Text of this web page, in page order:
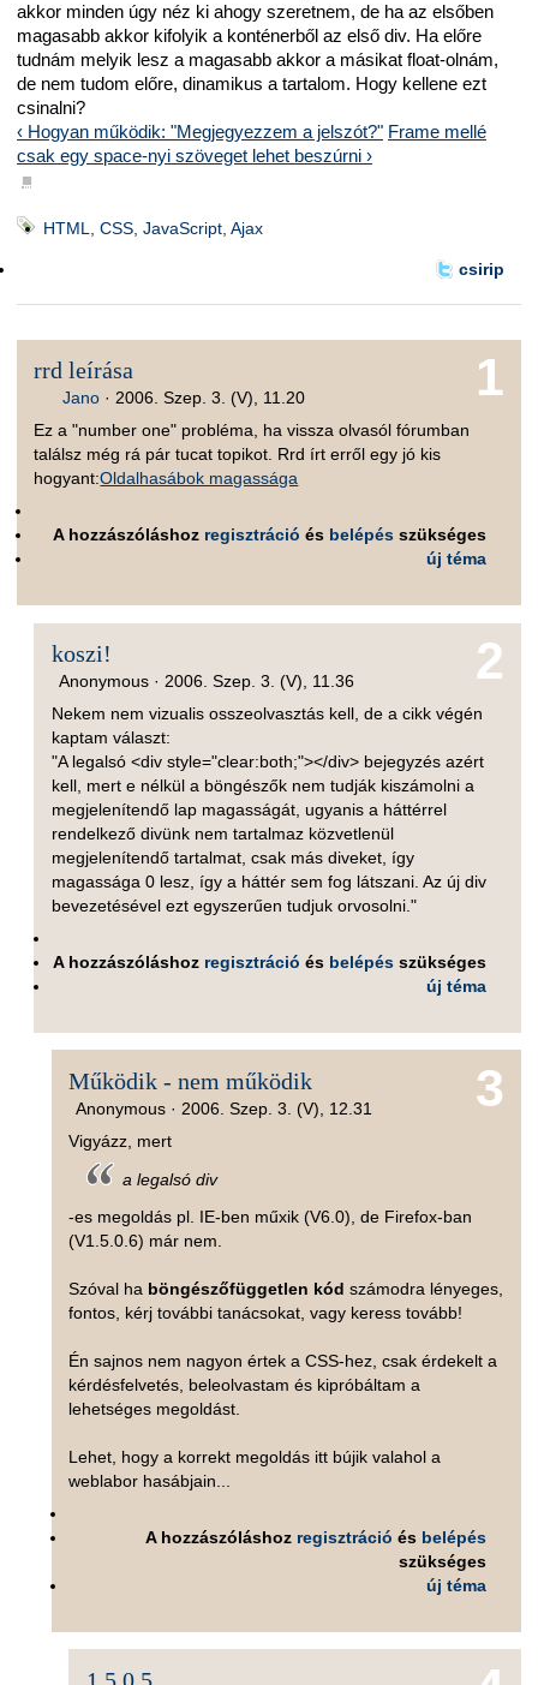
akkor minden úgy néz ki ahogy szeretnem, de ha az elsőben
magasabb akkor kifolyik a konténerből az első div. Ha előre
tudnám melyik lesz a magasabb akkor a másikat float-olnám,
de nem tudom előre, dinamikus a tartalom. Hogy kellene ezt
csinalni?
‹ Hogyan működik: "Megjegyezzem a jelszót?" Frame mellé
csak egy space-nyi szöveget lehet beszúrni ›
■
HTML, CSS, JavaScript, Ajax
csirip
1
rrd leírása
Jano · 2006. Szep. 3. (V), 11.20
Ez a "number one" probléma, ha vissza olvasól fórumban
találsz még rá pár tucat topikot. Rrd írt erről egy jó kis
hogyant:Oldalhasábok magassága
A hozzászóláshoz regisztráció és belépés szükséges
új téma
2
koszi!
Anonymous · 2006. Szep. 3. (V), 11.36
Nekem nem vizualis osszeolvasztás kell, de a cikk végén
kaptam választ:
"A legalsó <div style="clear:both;"></div> bejegyzés azért
kell, mert e nélkül a böngészők nem tudják kiszámolni a
megjelenítendő lap magasságát, ugyanis a háttérrel
rendelkező divünk nem tartalmaz közvetlenül
megjelenítendő tartalmat, csak más diveket, így
magassága 0 lesz, így a háttér sem fog látszani. Az új div
bevezetésével ezt egyszerűen tudjuk orvosolni."
A hozzászóláshoz regisztráció és belépés szükséges
új téma
3
Működik - nem működik
Anonymous · 2006. Szep. 3. (V), 12.31
Vigyázz, mert
a legalsó div
-es megoldás pl. IE-ben műxik (V6.0), de Firefox-ban
(V1.5.0.6) már nem.
Szóval ha böngészőfüggetlen kód számodra lényeges,
fontos, kérj további tanácsokat, vagy keress tovább!
Én sajnos nem nagyon értek a CSS-hez, csak érdekelt a
kérdésfelvetés, beleolvastam és kipróbáltam a
lehetséges megoldást.
Lehet, hogy a korrekt megoldás itt bújik valahol a
weblabor hasábjain...
A hozzászóláshoz regisztráció és belépés
szükséges
új téma